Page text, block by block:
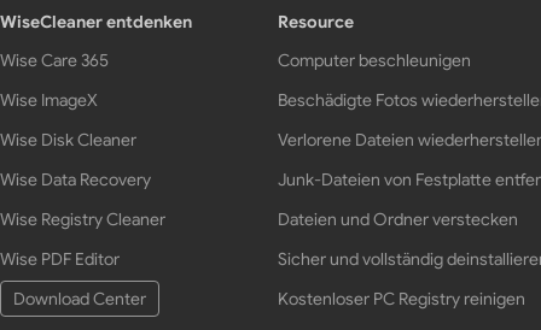
WiseCleaner entdenken
Wise Care 365
Wise ImageX
Wise Disk Cleaner
Wise Data Recovery
Wise Registry Cleaner
Wise PDF Editor
Download Center
Resource
Computer beschleunigen
Beschädigte Fotos
Verlorene Dateien
Junk-Dateien von Festplatte
Dateien und Ordner verstecken
Sicher und vollständig
Kostenloser PC Registry reinigen